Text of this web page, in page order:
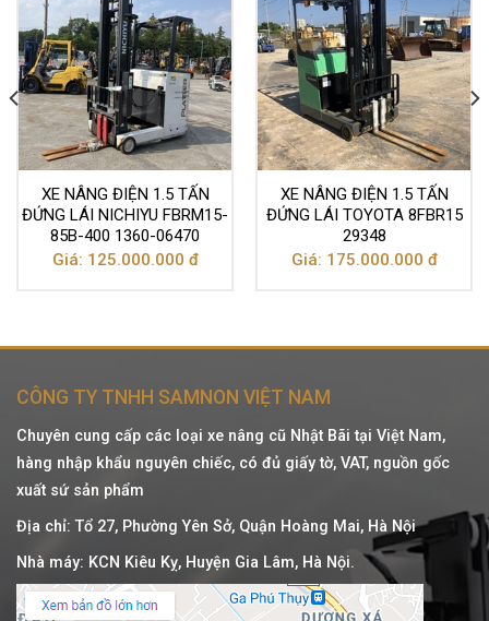
XE NÂNG ĐIỆN 1.5 TẤN
ĐỨNG LÁI NICHIYU FBRM15-
85B-400 1360-06470
Giá: 125.000.000 đ
XE NÂNG ĐIỆN 1.5 TẤN
ĐỨNG LÁI TOYOTA 8FBR15
29348
Giá: 175.000.000 đ
CÔNG TY TNHH SAMNON VIỆT NAM
Chuyên cung cấp các loại xe nâng cũ Nhật Bãi tại Việt Nam,
hàng nhập khẩu nguyên chiếc, có đủ giấy tờ, VAT, nguồn gốc
xuất sứ sản phẩm
Địa chỉ: Tổ 27, Phường Yên Sở, Quận Hoàng Mai, Hà Nội
Nhà máy: KCN Kiêu Kỵ, Huyện Gia Lâm, Hà Nội.